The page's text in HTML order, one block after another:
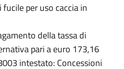
per uso caccia in
della tassa di
pari a euro 173,16
intestato: Concessioni